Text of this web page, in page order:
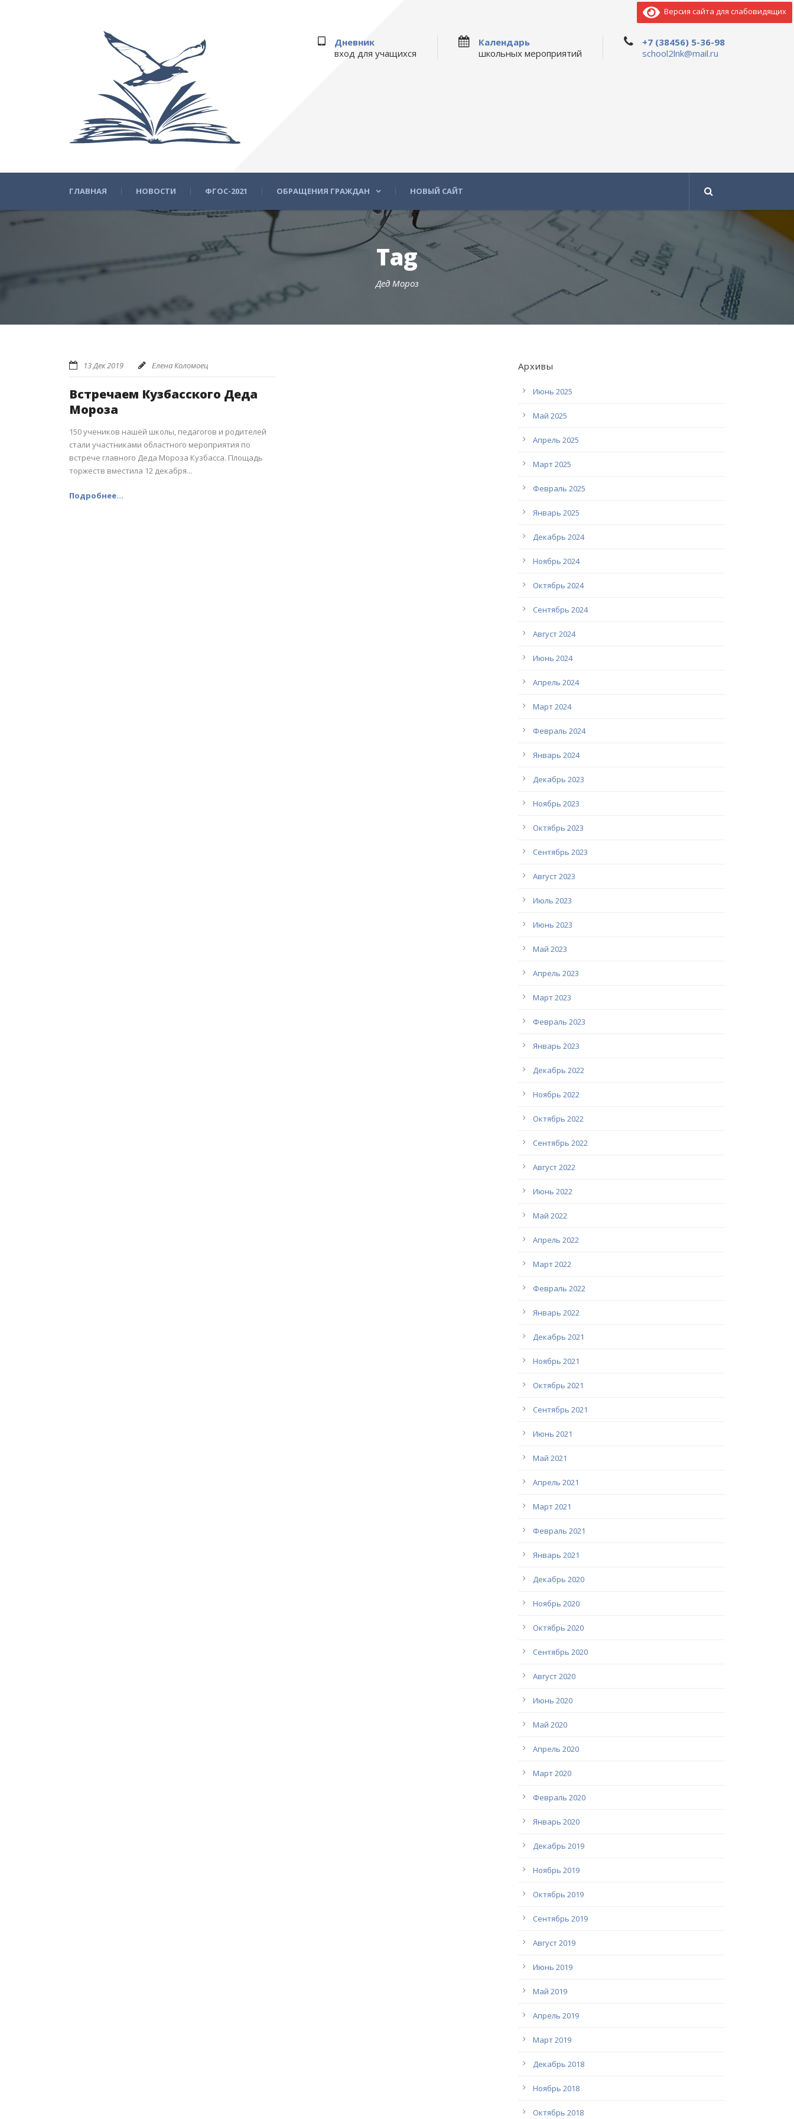
Дневник
вход для учащихся
Календарь
школьных мероприятий
+7 (38456) 5-36-98
school2lnk@mail.ru
ГЛАВНАЯ НОВОСТИ ФГОС-2021 ОБРАЩЕНИЯ ГРАЖДАН НОВЫЙ САЙТ
Tag
Дед Мороз
13 Дек 2019 Елена Коломоец
Встречаем Кузбасского Деда
Мороза
150 учеников нашей школы, педагогов и родителей
стали участниками областного мероприятия по
встрече главного Деда Мороза Кузбасса. Площадь
торжеств вместила 12 декабря...
Подробнее...
Архивы
Июнь 2025
Май 2025
Апрель 2025
Март 2025
Февраль 2025
Январь 2025
Декабрь 2024
Ноябрь 2024
Октябрь 2024
Сентябрь 2024
Август 2024
Июнь 2024
Апрель 2024
Март 2024
Февраль 2024
Январь 2024
Декабрь 2023
Ноябрь 2023
Октябрь 2023
Сентябрь 2023
Август 2023
Июль 2023
Июнь 2023
Май 2023
Апрель 2023
Март 2023
Февраль 2023
Январь 2023
Декабрь 2022
Ноябрь 2022
Октябрь 2022
Сентябрь 2022
Август 2022
Июнь 2022
Май 2022
Апрель 2022
Март 2022
Февраль 2022
Январь 2022
Декабрь 2021
Ноябрь 2021
Октябрь 2021
Сентябрь 2021
Июнь 2021
Май 2021
Апрель 2021
Март 2021
Февраль 2021
Январь 2021
Декабрь 2020
Ноябрь 2020
Октябрь 2020
Сентябрь 2020
Август 2020
Июнь 2020
Май 2020
Апрель 2020
Март 2020
Февраль 2020
Январь 2020
Декабрь 2019
Ноябрь 2019
Октябрь 2019
Сентябрь 2019
Август 2019
Июнь 2019
Май 2019
Апрель 2019
Март 2019
Декабрь 2018
Ноябрь 2018
Октябрь 2018
Версия сайта для слабовидящих